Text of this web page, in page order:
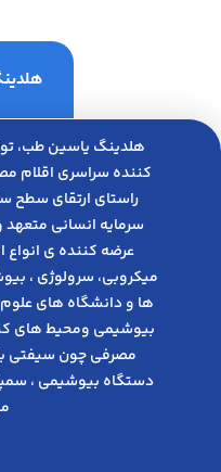
هلدینگ یاسین طب،
کننده سراسری اقلام
راﺳﺘﺎی ارﺗﻘﺎی ﺳﻄﺢ
ﺳﺮﻣﺎﯾﻪ انسانی متعهد
عرضه کننده ی
میکروبی، ﺳﺮوﻟﻮژی ،
ها و دانشگاه های
بیوشیمی ومحیط های
مصرفی چون سیفتی
دستگاه بیوشیمی ،